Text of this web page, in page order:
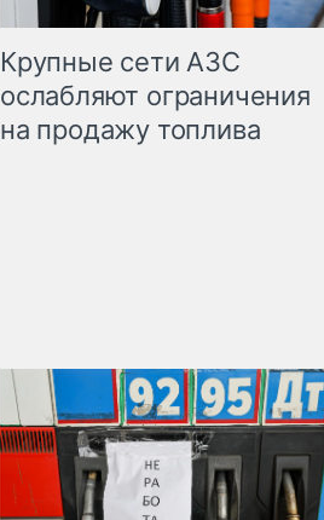
Крупные сети АЗС
ослабляют ограничения
на продажу топлива